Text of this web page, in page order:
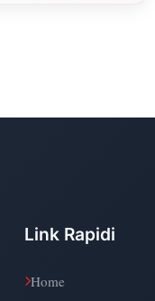
Link Rapidi
Home